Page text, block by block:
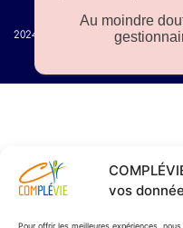
vos
Pour offrir les meilleures expériences,
2024 – Tous droits réservés –
Au moindre